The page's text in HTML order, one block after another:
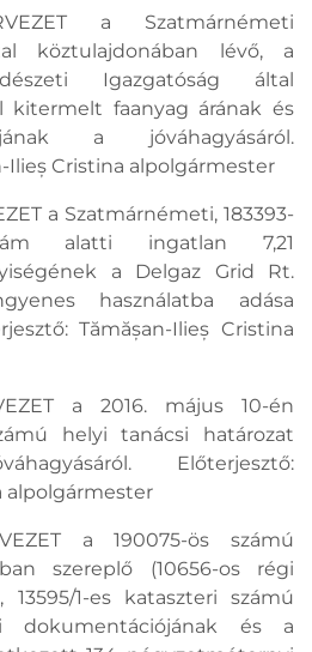
a Szatmárnémeti
köztulajdonában lévő, a
Igazgatóság által
kitermelt faanyag árának és
a jóváhagyásáról.
Ilieș Cristina alpolgármester
a Szatmárnémeti, 183393-
alatti ingatlan 7,21
a Delgaz Grid Rt.
használatba adása
Tămășan-Ilieș Cristina
a 2016. május 10-én
helyi tanácsi határozat
Előterjesztő:
alpolgármester
a 190075-ös számú
szereplő (10656-os régi
13595/1-es kataszteri számú
dokumentációjának és a